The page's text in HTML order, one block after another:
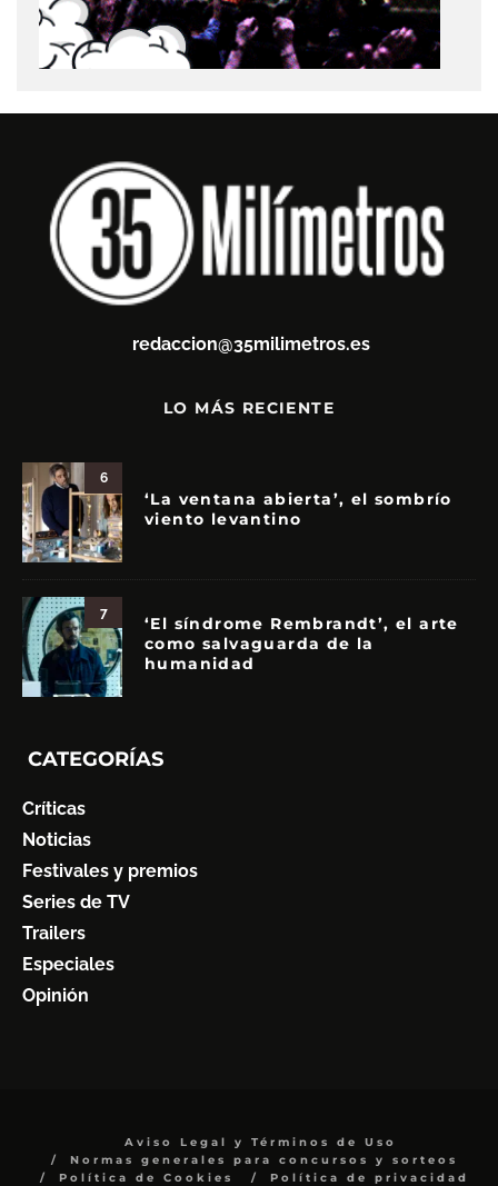
redaccion@35milimetros.es
LO MÁS RECIENTE
6
‘La ventana abierta’, el sombrío
viento levantino
7
‘El síndrome Rembrandt’, el arte
como salvaguarda de la
humanidad
CATEGORÍAS
Críticas
Noticias
Festivales y premios
Series de TV
Trailers
Especiales
Opinión
Aviso Legal y Términos de Uso
Normas generales para concursos y sorteos
Política de Cookies
Política de privacidad